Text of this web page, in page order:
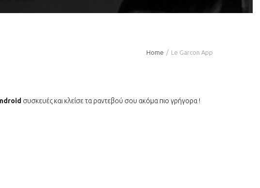
Home Le Garcon App
συσκευές και κλείσε τα ραντεβού σου ακόμα πιο γρήγορα !